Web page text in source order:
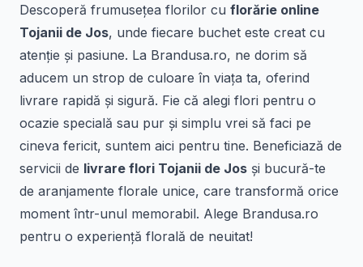
Descoperă frumusețea florilor cu florărie online
Tojanii de Jos, unde fiecare buchet este creat cu
atenție și pasiune. La Brandusa.ro, ne dorim să
aducem un strop de culoare în viața ta, oferind
livrare rapidă și sigură. Fie că alegi flori pentru o
ocazie specială sau pur și simplu vrei să faci pe
cineva fericit, suntem aici pentru tine. Beneficiază de
servicii de livrare flori Tojanii de Jos și bucură-te
de aranjamente florale unice, care transformă orice
moment într-unul memorabil. Alege Brandusa.ro
pentru o experiență florală de neuitat!